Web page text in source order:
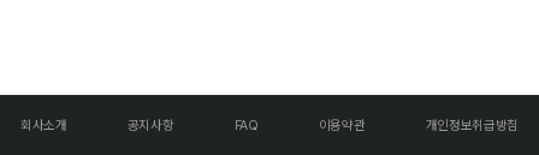
회사소개 공지사항 FAQ 이용약관 개인정보취급방침